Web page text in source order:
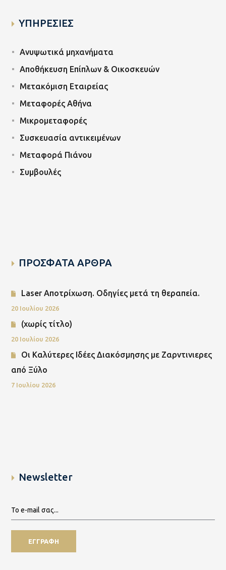
ΥΠΗΡΕΣΙΕΣ
Ανυψωτικά μηχανήματα
Αποθήκευση Επίπλων & Οικοσκευών
Μετακόμιση Εταιρείας
Μεταφορές Αθήνα
Μικρομεταφορές
Συσκευασία αντικειμένων
Μεταφορά Πιάνου
Συμβουλές
ΠΡΟΣΦΑΤΑ ΑΡΘΡΑ
Laser Αποτρίχωση. Οδηγίες μετά τη θεραπεία.
20 Ιουλίου 2026
(χωρίς τίτλο)
20 Ιουλίου 2026
Οι Καλύτερες Ιδέες Διακόσμησης με Ζαρντινιερες
από Ξύλο
7 Ιουλίου 2026
Newsletter